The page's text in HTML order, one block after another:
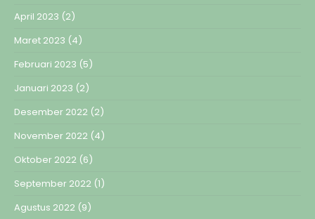
April 2023 (2)
Maret 2023 (4)
Februari 2023 (5)
Januari 2023 (2)
Desember 2022 (2)
November 2022 (4)
Oktober 2022 (6)
September 2022 (1)
Agustus 2022 (9)